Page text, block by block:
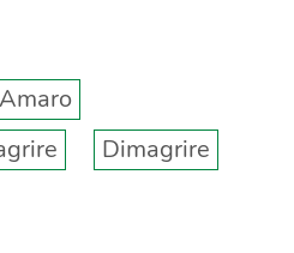
Dimagrire